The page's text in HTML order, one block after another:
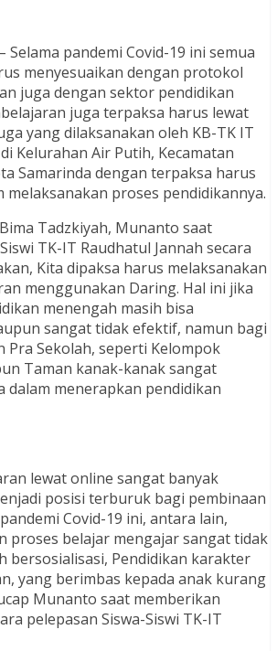
Selama pandemi Covid-19 ini semua
menyesuaikan dengan protokol
juga dengan sektor pendidikan
juga terpaksa harus lewat
yang dilaksanakan oleh KB-TK IT
Kelurahan Air Putih, Kecamatan
Samarinda dengan terpaksa harus
melaksanakan proses pendidikannya.
Tadzkiyah, Munanto saat
TK-IT Raudhatul Jannah secara
Kita dipaksa harus melaksanakan
menggunakan Daring. Hal ini jika
menengah masih bisa
sangat tidak efektif, namun bagi
Pra Sekolah, seperti Kelompok
Taman kanak-kanak sangat
dalam menerapkan pendidikan
lewat online sangat banyak
posisi terburuk bagi pembinaan
Covid-19 ini, antara lain,
proses belajar mengajar sangat tidak
bersosialisasi, Pendidikan karakter
yang berimbas kepada anak kurang
Munanto saat memberikan
pelepasan Siswa-Siswi TK-IT